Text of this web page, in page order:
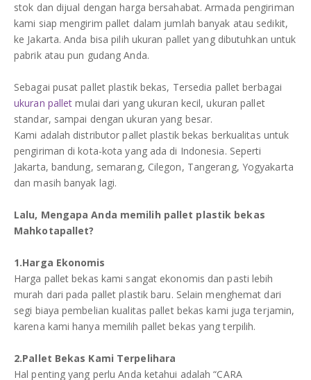
stok dan dijual dengan harga bersahabat. Armada pengiriman
kami siap mengirim pallet dalam jumlah banyak atau sedikit,
ke Jakarta. Anda bisa pilih ukuran pallet yang dibutuhkan untuk
pabrik atau pun gudang Anda.
Sebagai pusat pallet plastik bekas, Tersedia pallet berbagai
ukuran pallet mulai dari yang ukuran kecil, ukuran pallet
standar, sampai dengan ukuran yang besar.
Kami adalah distributor pallet plastik bekas berkualitas untuk
pengiriman di kota-kota yang ada di Indonesia. Seperti
Jakarta, bandung, semarang, Cilegon, Tangerang, Yogyakarta
dan masih banyak lagi.
Lalu, Mengapa Anda memilih pallet plastik bekas
Mahkotapallet?
1.Harga Ekonomis
Harga pallet bekas kami sangat ekonomis dan pasti lebih
murah dari pada pallet plastik baru. Selain menghemat dari
segi biaya pembelian kualitas pallet bekas kami juga terjamin,
karena kami hanya memilih pallet bekas yang terpilih.
2.Pallet Bekas Kami Terpelihara
Hal penting yang perlu Anda ketahui adalah “CARA